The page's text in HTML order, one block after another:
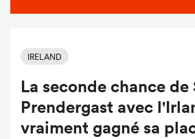
IRELAND
La seconde chance de
Prendergast avec
vraiment gagné sa